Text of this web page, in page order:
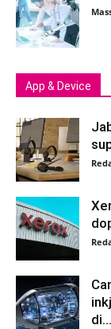
App & Device
di...